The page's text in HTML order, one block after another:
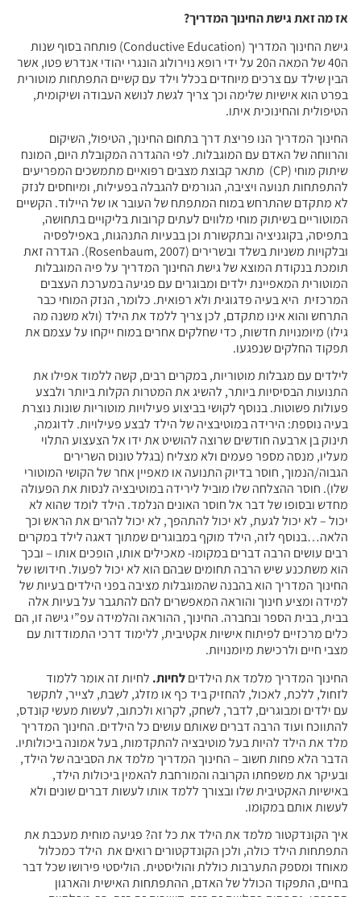
אז מה זאת גישת החינוך המדריך?
גישת החינוך המדריך (Conductive Education) פותחה בסוף שנות
ה40 של המאה ה20 על ידי רופא נוירולוג הונגרי יהודי אנדרש פטו, אשר
הבין שילד עם צרכים מיוחדים בכלל וילד עם קשיים התפתחות מוטורית
בפרט הוא אישיות שלימה וכך צריך לגשת לנושא העבודה ושיקומית,
הטיפולית והחינוכית איתו.
החינוך המדריך הנו פריצת דרך בתחום החינוך, הטיפול, השיקום
והרווחה של האדם עם המוגבלות. לפי ההגדרה המקובלת היום, המונח
שיתוק מוחי (CP) מתאר קבוצת מצבים רפואיים מתמשכים המפריעים
להתפתחות תנועה ויציבה, הגורמים להגבלה בפעילות, ומיוחסים לנזק
לא מתקדם שהתרחש במוח המתפתח של העובר או של היילוד. הקשיים
המוטוריים בשיתוק מוחי מלווים לעתים קרובות בליקויים בתחושה,
בתפיסה, בקוגניציה ובתקשורת וכן בבעיות התנהגות, באפילפסיה
ובלקויות משניות בשלד ובשרירים (Rosenbaum, 2007). הגדרה זאת
תומכת בנקודת המוצא של גישת החינוך המדריך על פיה המוגבלות
המוטורית המאפיינת ילדים ומבוגרים עם פגיעה במערכת העצבים
המרכזית היא בעיה פדגוגית ולא רפואית. כלומר, הנזק המוחי כבר
התרחש והוא אינו מתקדם, לכן צריך ללמד את הילד (ולא משנה מה
גילו) מיומנויות חדשות, כדי שחלקים אחרים במוח ייקחו על עצמם את
תפקוד החלקים שנפגעו.
לילדים עם מגבלות מוטוריות, במקרים רבים, קשה ללמוד אפילו את
התנועות הבסיסיות ביותר, להשיג את המטרות הקלות ביותר ולבצע
פעולות פשוטות. בנוסף לקושי בביצוע פעילויות מוטוריות שונות נוצרת
בעיה נוספת: הירידה במוטיבציה של הילד לבצע פעילויות. לדוגמה,
תינוק בן ארבעה חודשים שרוצה להושיט את ידו אל הצעצוע התלוי
מעליו, מנסה מספר פעמים ולא מצליח (בגלל טונוס השרירים
הגבוה/הנמוך, חוסר בדיוק התנועה או מאפיין אחר של הקושי המוטורי
שלו). חוסר ההצלחה שלו מוביל לירידה במוטיבציה לנסות את הפעולה
מחדש ובסופו של דבר אל חוסר האונים הנלמד. הילד לומד שהוא לא
יכול – לא יכול לגעת, לא יכול להתהפך, לא יכול להרים את הראש וכך
הלאה…בנוסף לזה, הילד מוקף במבוגרים שמתוך דאגה לילד במקרים
רבים עושים הרבה דברים במקומו- מאכילים אותו, הופכים אותו – ובכך
הוא משתכנע שיש הרבה תחומים שבהם הוא לא יכול לפעול. חידושו של
החינוך המדריך הוא בהבנה שהמוגבלות מציבה בפני הילדים בעיות של
למידה ומציע חינוך והוראה המאפשרים להם להתגבר על בעיות אלה
בבית, בבית הספר ובחברה. החינוך, ההוראה והלמידה עפ”י גישה זו, הם
כלים מרכזיים לפיתוח אישיות אקטיבית, ללימוד דרכי התמודדות עם
מצבי חיים ולרכישת מיומנויות.
החינוך המדריך מלמד את הילדיםלחיות. לחיות זה אומר ללמוד
לזחול, ללכת, לאכול, להחזיק ביד כף או מזלג, לשבת, לצייר, לתקשר
עם ילדים ומבוגרים, לדבר, לשחק, לקרוא ולכתוב, לעשות מעשי קונדס,
להתווכח ועוד הרבה דברים שאותם עושים כל הילדים. החינוך המדריך
מלד את הילד להיות בעל מוטיבציה להתקדמות, בעל אמונה ביכולותיו.
הדבר הלא פחות חשוב – החינוך המדריך מלמד את הסביבה של הילד,
ובעיקר את משפחתו הקרובה והמורחבת להאמין ביכולות הילד,
באישיות האקטיבית שלו ובצורך ללמד אותו לעשות דברים שונים ולא
לעשות אותם במקומו.
איך הקונדקטור מלמד את הילד את כל זה? פגיעה מוחית מעכבת את
התפתחות הילד כולה, ולכן הקונדקטורים רואים את הילד כמכלול
מאוחד ומספק התערבות כוללת והוליסטית. הוליסטי פירושו שכל דבר
בחיים, התפקוד הכולל של האדם, ההתפתחות האישית והארגון